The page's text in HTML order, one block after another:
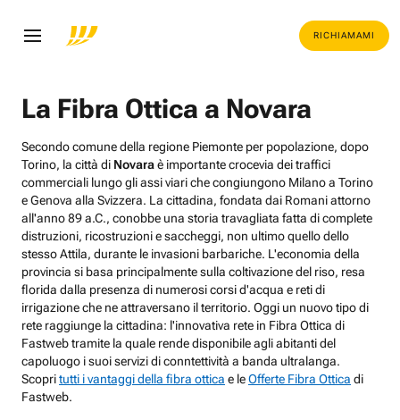
RICHIAMAMI
La Fibra Ottica a Novara
Secondo comune della regione Piemonte per popolazione, dopo
Torino, la città di Novaraè importante crocevia dei traffici
commerciali lungo gli assi viari che congiungono Milano a Torino
e Genova alla Svizzera. La cittadina, fondata dai Romani attorno
all'anno 89 a.C., conobbe una storia travagliata fatta di complete
distruzioni, ricostruzioni e saccheggi, non ultimo quello dello
stesso Attila, durante le invasioni barbariche. L'economia della
provincia si basa principalmente sulla coltivazione del riso, resa
florida dalla presenza di numerosi corsi d'acqua e reti di
irrigazione che ne attraversano il territorio. Oggi un nuovo tipo di
rete raggiunge la cittadina: l'innovativa rete in Fibra Ottica di
Fastweb tramite la quale rende disponibile agli abitanti del
capoluogo i suoi servizi di conntettività a banda ultralanga.
Scopritutti i vantaggi della fibra ottica e leOfferte Fibra Ottica di
Fastweb.